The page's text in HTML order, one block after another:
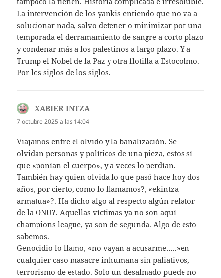
La intervención de los yankis entiendo que no va a
solucionar nada, salvo detener o minimizar por una
temporada el derramamiento de sangre a corto plazo
y condenar más a los palestinos a largo plazo. Y a
Trump el Nobel de la Paz y otra flotilla a Estocolmo.
Por los siglos de los siglos.
XABIER INTZAdice:
7 octubre 2025 a las 14:04
Viajamos entre el olvido y la banalización. Se
olvidan personas y políticos de una pieza, estos sí
que «ponían el cuerpo», y a veces lo perdían.
También hay quien olvida lo que pasó hace hoy dos
años, por cierto, como lo llamamos?, «ekintza
armatua»?. Ha dicho algo al respecto algún relator
de la ONU?. Aquellas víctimas ya no son aquí
champions league, ya son de segunda. Algo de esto
sabemos.
Genocidio lo llamo, «no vayan a acusarme…..»en
cualquier caso masacre inhumana sin paliativos,
terrorismo de estado. Solo un desalmado puede no